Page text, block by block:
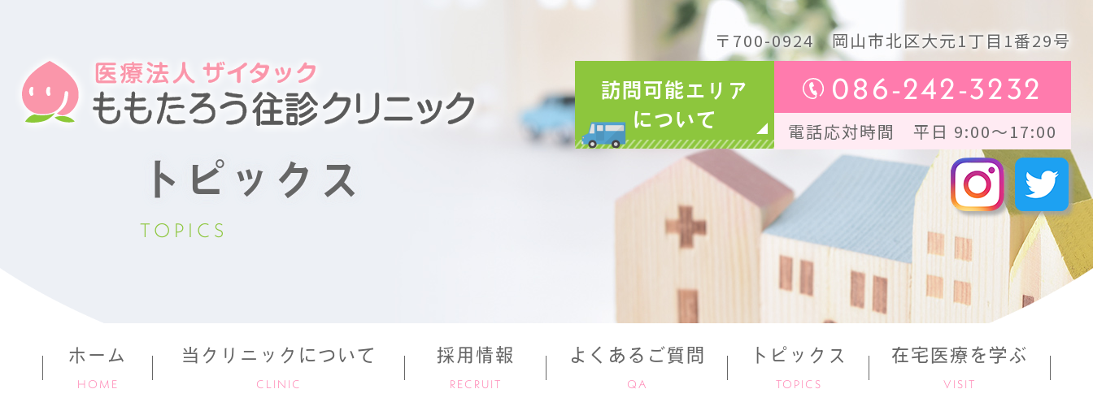
〒700-0924岡山市北区大元1丁目1番29号
086-242-3232
電話応対時間 平日 9:00～17:00
訪問可能エリア
について
トピックス
TOPICS
ホーム
HOME
当クリニックについて
CLINIC
採用情報
RECRUIT
よくあるご質問
QA
トピックス
TOPICS
在宅医療を学ぶ
VISIT